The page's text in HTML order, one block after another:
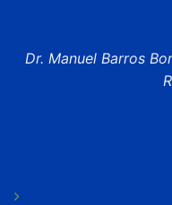
Dr. Manuel Barros